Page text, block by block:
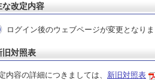
な改定内容
ログイン後のウェブページが変更となり
旧対照表
内容の詳細につきましては、 新旧対照表